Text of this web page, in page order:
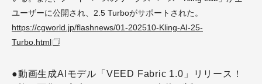
ユーザーに公開され、2.5 Turboがサポートされた。
https://cgworld.jp/flashnews/01-202510-Kling-AI-25-
Turbo.html
●動画生成AIモデル「VEED Fabric 1.0」リリース！